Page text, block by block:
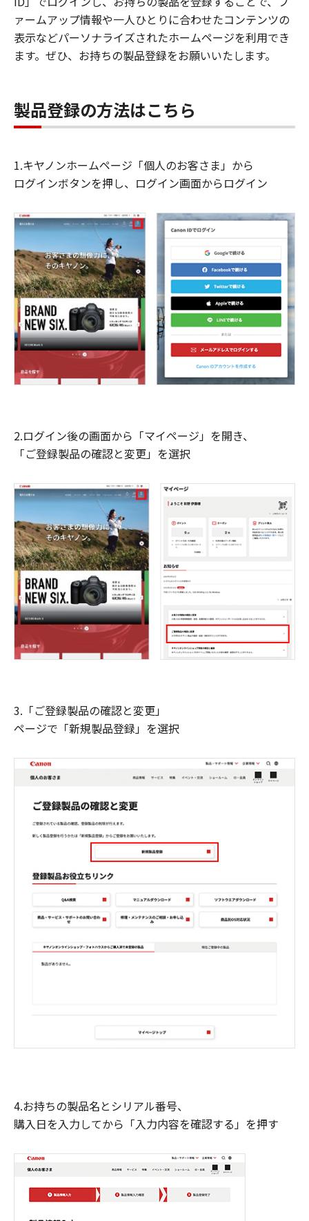
ァームアップ情報や一人ひとりに合わせたコンテンツの
表示などパーソナライズされたホームページを利用でき
ます。ぜひ、お持ちの製品登録をお願いいたします。
製品登録の方法はこちら
1.キヤノンホームページ「個人のお客さま」から
ログインボタンを押し、ログイン画面からログイン
2.ログイン後の画面から「マイページ」を開き、
「ご登録製品の確認と変更」を選択
3.「ご登録製品の確認と変更」
ページで「新規製品登録」を選択
4.お持ちの製品名とシリアル番号、
購入日を入力してから「入力内容を確認する」を押す